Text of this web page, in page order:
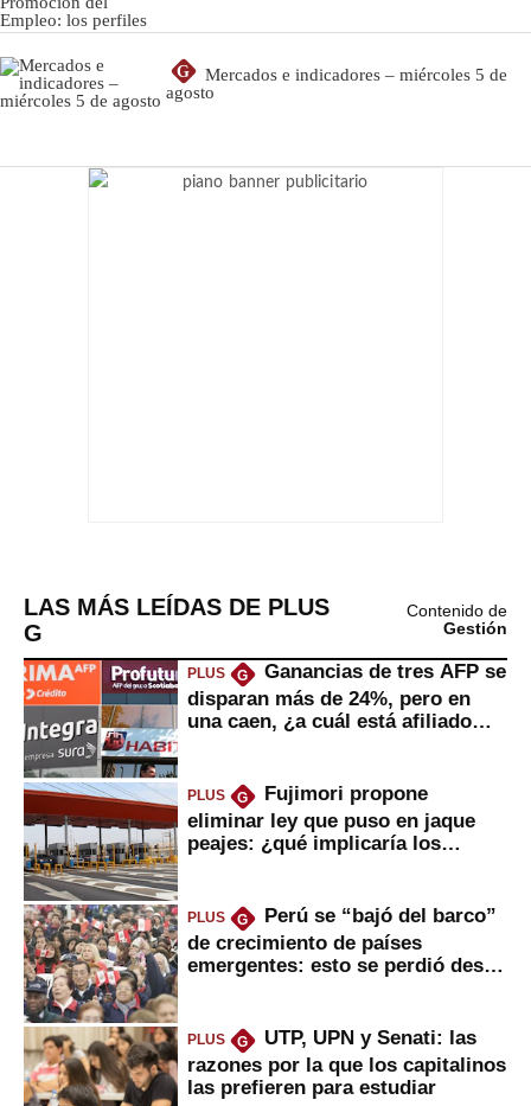
G
Mercados e indicadores – miércoles 5 de
agosto
LAS MÁS LEÍDAS DE PLUS
G
Contenido de
Gestión
PLUS G
Ganancias de tres AFP se
disparan más de 24%, pero en
una caen, ¿a cuál está afiliado
PLUS G
Fujimori propone
eliminar ley que puso en jaque
peajes: ¿qué implicaría los
PLUS G
Perú se “bajó del barco”
de crecimiento de países
emergentes: esto se perdió desde
PLUS G
UTP, UPN y Senati: las
razones por la que los capitalinos
las prefieren para estudiar